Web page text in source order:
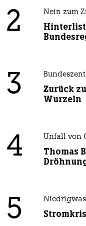
2 Nein zum
3
Zurück
Wurzeln
4 Unfall von
Thomas
5